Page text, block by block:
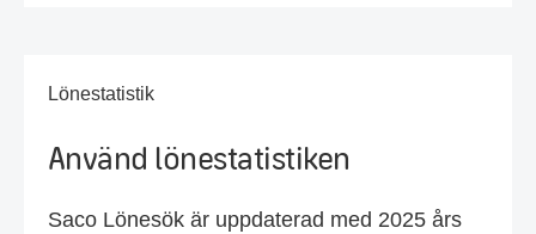
Lönestatistik
Använd lönestatistiken
Saco Lönesök är uppdaterad med 2025 års